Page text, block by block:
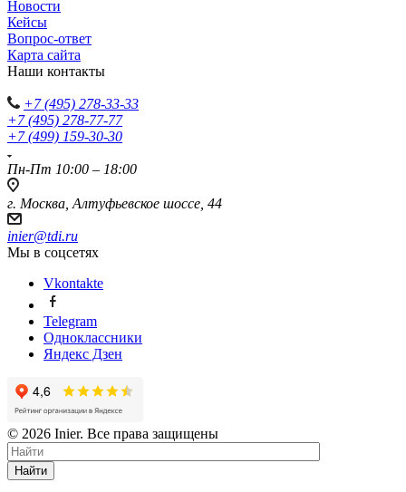
Новости
Кейсы
Вопрос-ответ
Карта сайта
Наши контакты
+7 (495) 278-33-33
+7 (495) 278-77-77
+7 (499) 159-30-30
Пн-Пт 10:00 – 18:00
г. Москва, Алтуфьевское шоссе, 44
inier@tdi.ru
Мы в соцсетях
Vkontakte
Telegram
Одноклассники
Яндекс Дзен
© 2026 Inier. Все права защищены
Найти